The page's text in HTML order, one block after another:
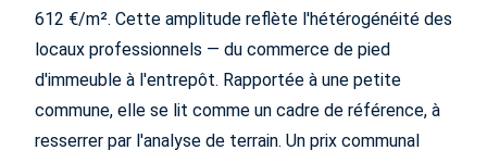
612 €/m². Cette amplitude reflète l'hétérogénéité des
locaux professionnels — du commerce de pied
d'immeuble à l'entrepôt. Rapportée à une petite
commune, elle se lit comme un cadre de référence, à
resserrer par l'analyse de terrain. Un prix communal